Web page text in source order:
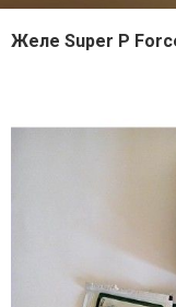
Желе Super P